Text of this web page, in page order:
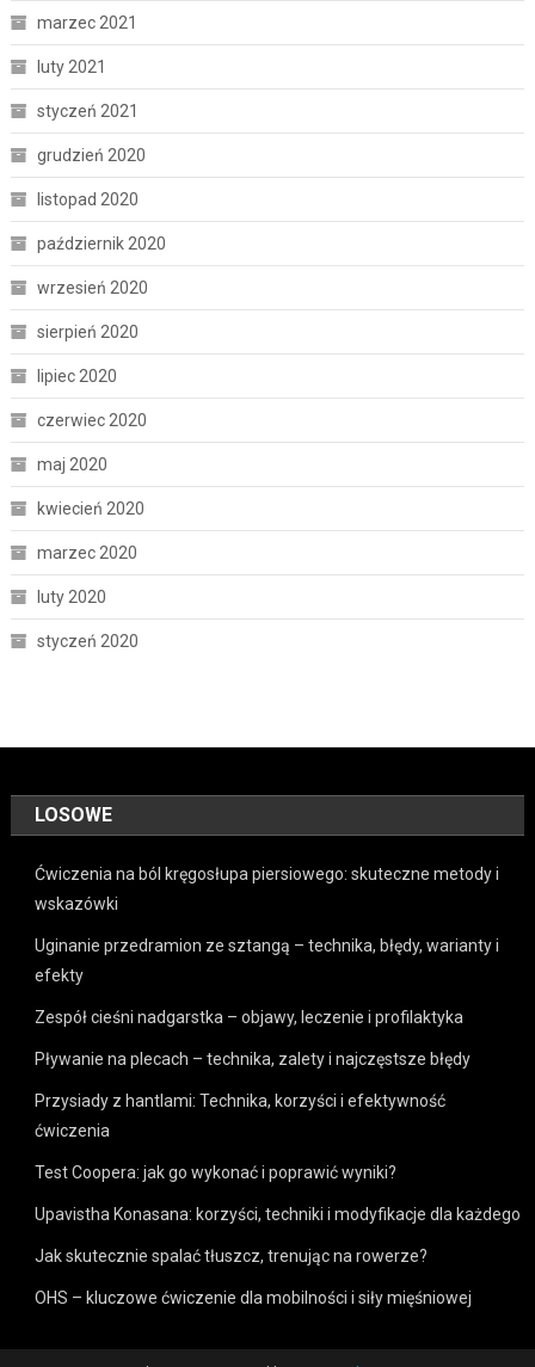
marzec 2021
luty 2021
styczeń 2021
grudzień 2020
listopad 2020
październik 2020
wrzesień 2020
sierpień 2020
lipiec 2020
czerwiec 2020
maj 2020
kwiecień 2020
marzec 2020
luty 2020
styczeń 2020
LOSOWE
Ćwiczenia na ból kręgosłupa piersiowego: skuteczne metody i
wskazówki
Uginanie przedramion ze sztangą – technika, błędy, warianty i
efekty
Zespół cieśni nadgarstka – objawy, leczenie i profilaktyka
Pływanie na plecach – technika, zalety i najczęstsze błędy
Przysiady z hantlami: Technika, korzyści i efektywność
ćwiczenia
Test Coopera: jak go wykonać i poprawić wyniki?
Upavistha Konasana: korzyści, techniki i modyfikacje dla każdego
Jak skutecznie spalać tłuszcz, trenując na rowerze?
OHS – kluczowe ćwiczenie dla mobilności i siły mięśniowej